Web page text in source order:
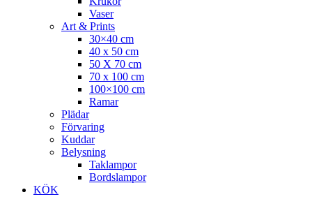
Vaser
Art & Prints
30×40 cm
40 x 50 cm
50 X 70 cm
70 x 100 cm
100×100 cm
Ramar
Plädar
Förvaring
Kuddar
Belysning
Taklampor
Bordslampor
KÖK